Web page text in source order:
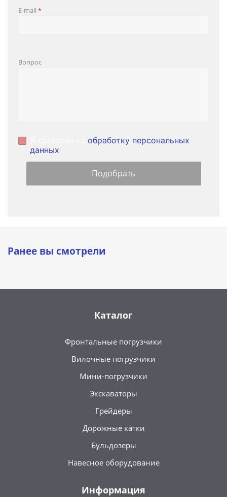
E-mail *
Вопрос
обработку персональных
данных
Ранее вы смотрели
Каталог
Фронтальные погрузчики
Вилочные погрузчики
Мини-погрузчики
Экскаваторы
Грейдеры
Дорожные катки
Бульдозеры
Навесное оборудование
Информация